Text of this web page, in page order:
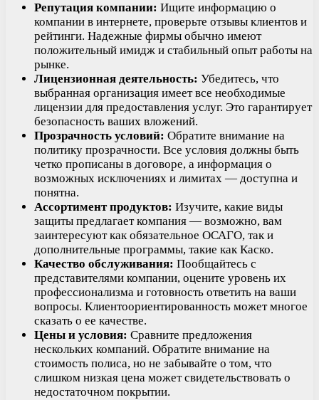
Репутация компании: Ищите информацию о
компании в интернете, проверьте отзывы клиентов и
рейтинги. Надежные фирмы обычно имеют
положительный имидж и стабильный опыт работы на
рынке.
Лицензионная деятельность: Убедитесь, что
выбранная организация имеет все необходимые
лицензии для предоставления услуг. Это гарантирует
безопасность ваших вложений.
Прозрачность условий: Обратите внимание на
политику прозрачности. Все условия должны быть
четко прописаны в договоре, а информация о
возможных исключениях и лимитах — доступна и
понятна.
Ассортимент продуктов: Изучите, какие виды
защиты предлагает компания — возможно, вам
заинтересуют как обязательное ОСАГО, так и
дополнительные программы, такие как Каско.
Качество обслуживания: Пообщайтесь с
представителями компании, оцените уровень их
профессионализма и готовность ответить на ваши
вопросы. Клиентоориентированность может многое
сказать о ее качестве.
Цены и условия: Сравните предложения
нескольких компаний. Обратите внимание на
стоимость полиса, но не забывайте о том, что
слишком низкая цена может свидетельствовать о
недостаточном покрытии.